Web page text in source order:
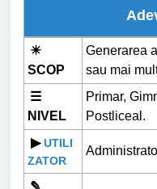
☀
SCOP
Generarea
sau mai
☰
NIVEL
Primar,
Postliceal.
▶ UTILI
ZATOR
✎